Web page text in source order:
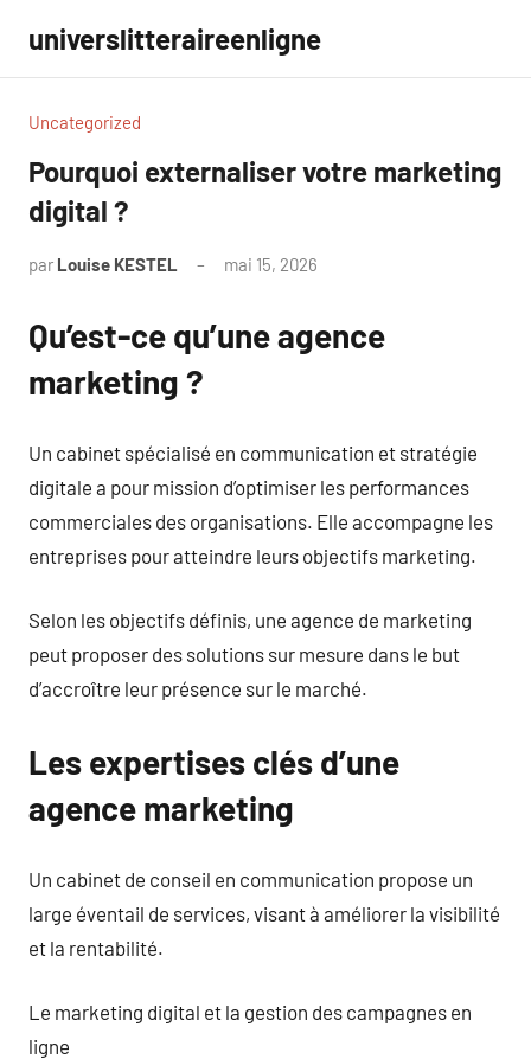
contenu
universlitteraireenligne
Uncategorized
Pourquoi externaliser votre marketing
digital ?
par Louise KESTEL mai 15, 2026
Qu’est-ce qu’une agence
marketing ?
Un cabinet spécialisé en communication et stratégie
digitale a pour mission d’optimiser les performances
commerciales des organisations. Elle accompagne les
entreprises pour atteindre leurs objectifs marketing.
Selon les objectifs définis, une agence de marketing
peut proposer des solutions sur mesure dans le but
d’accroître leur présence sur le marché.
Les expertises clés d’une
agence marketing
Un cabinet de conseil en communication propose un
large éventail de services, visant à améliorer la visibilité
et la rentabilité.
Le marketing digital et la gestion des campagnes en
ligne